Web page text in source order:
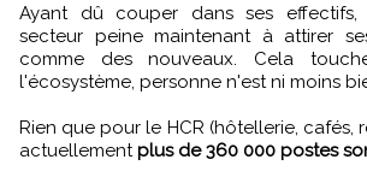
Ayant dû couper dans ses effectifs,
secteur peine maintenant à attirer
comme des nouveaux. Cela
l'écosystème, personne n'est ni moins
Rien que pour le HCR (hôtellerie, cafés,
actuellementplus de 360 000 postes